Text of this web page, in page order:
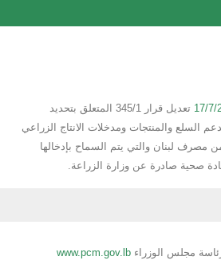
تعديل قرار 345/1 المتعلق بتحديد
السلع والمنتجات ومدخلات الانتاج الزراعي
مصرف لبنان والتي يتم السماح بإدخالها
صحية صادرة عن وزارة الزراعة.
مجلس الوزراء www.pcm.gov.lb